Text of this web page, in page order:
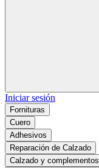
Iniciar sesión
Fornituras
Cuero
Adhesivos
Reparación de Calzado
Calzado y complementos